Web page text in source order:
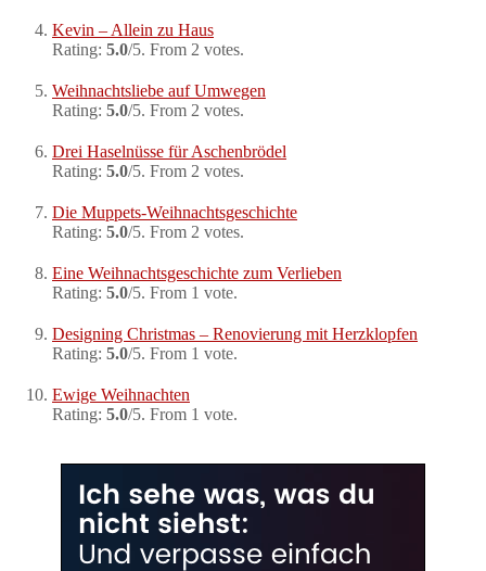
Kevin – Allein zu Haus
Rating: 5.0/5. From 2 votes.
Weihnachtsliebe auf Umwegen
Rating: 5.0/5. From 2 votes.
Drei Haselnüsse für Aschenbrödel
Rating: 5.0/5. From 2 votes.
Die Muppets-Weihnachtsgeschichte
Rating: 5.0/5. From 2 votes.
Eine Weihnachtsgeschichte zum Verlieben
Rating: 5.0/5. From 1 vote.
Designing Christmas – Renovierung mit Herzklopfen
Rating: 5.0/5. From 1 vote.
Ewige Weihnachten
Rating: 5.0/5. From 1 vote.